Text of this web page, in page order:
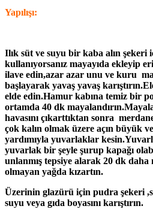
Yapılışı:
Ilık süt ve suyu bir kaba alın şekeri
kullanıyorsanız mayayıda ekleyip
ilave edin,azar azar unu ve kuru
başlayarak yavaş yavaş
elde edin.Hamur kabına temiz bir
ortamda 40 dk
havasını çıkarttıktan sonra
çok kalın olmak üzere açın büyük
yardımıyla yuvarlaklar
yuvarlak bir şeyle şurup kapağı
unlanmış tepsiye alarak 20 dk daha
olmayan yağda kızartın.
Üzerinin glazürü için pudra şekeri
suyu veya gıda boyasını karıştırın.